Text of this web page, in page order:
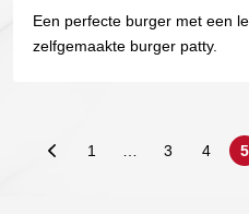
Een perfecte burger met een
zelfgemaakte burger patty.
1 … 3 4 5